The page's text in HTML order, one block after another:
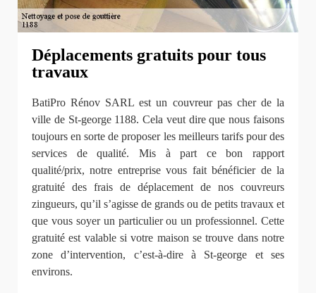
Déplacements gratuits pour tous
travaux
BatiPro Rénov SARL est un couvreur pas cher de la
ville de St-george 1188. Cela veut dire que nous faisons
toujours en sorte de proposer les meilleurs tarifs pour des
services de qualité. Mis à part ce bon rapport
qualité/prix, notre entreprise vous fait bénéficier de la
gratuité des frais de déplacement de nos couvreurs
zingueurs, qu’il s’agisse de grands ou de petits travaux et
que vous soyer un particulier ou un professionnel. Cette
gratuité est valable si votre maison se trouve dans notre
zone d’intervention, c’est-à-dire à St-george et ses
environs.